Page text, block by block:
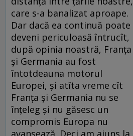
care s-a banalizat aproape.
Dar dacă ea continuă poate
deveni periculoasă întrucît,
după opinia noastră, Franţa
şi Germania au fost
întotdeauna motorul
Europei, şi atîta vreme cît
Franţa şi Germania nu se
înţeleg şi nu găsesc un
compromis Europa nu
avansează. Deci am ajuns la